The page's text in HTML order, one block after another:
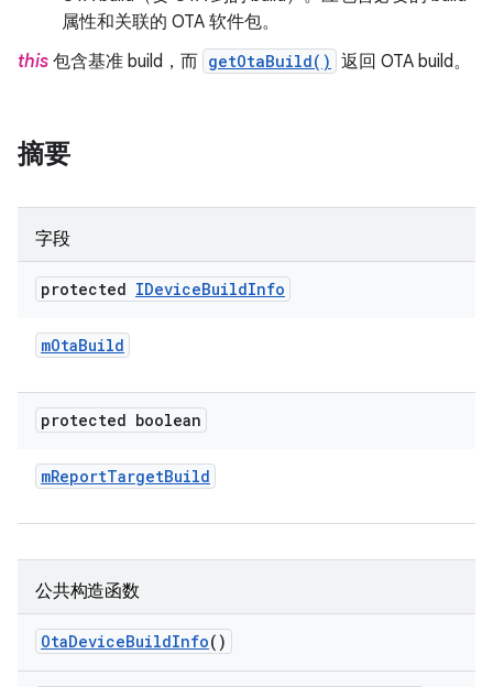
属性和关联的 OTA 软件包。
this 包含基准 build，而 getOtaBuild() 返回 OTA build。
摘要
字段
protected IDeviceBuildInfo
mOtaBuild
protected boolean
mReportTargetBuild
公共构造函数
OtaDeviceBuildInfo()